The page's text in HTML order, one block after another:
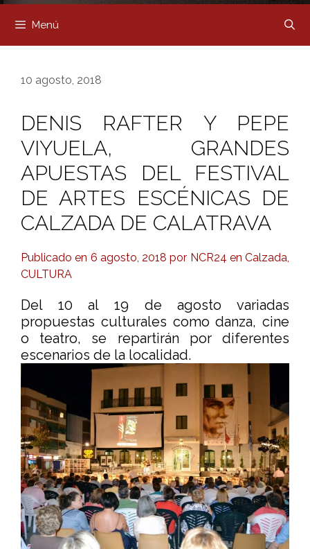
Menú
10 agosto, 2018
DENIS RAFTER Y PEPE
VIYUELA, GRANDES
APUESTAS DEL FESTIVAL
DE ARTES ESCÉNICAS DE
CALZADA DE CALATRAVA
Publicado en 6 agosto, 2018 por NCR24 en Calzada,
CULTURA
Del 10 al 19 de agosto variadas
propuestas culturales como danza, cine
o teatro, se repartirán por diferentes
escenarios de la localidad.